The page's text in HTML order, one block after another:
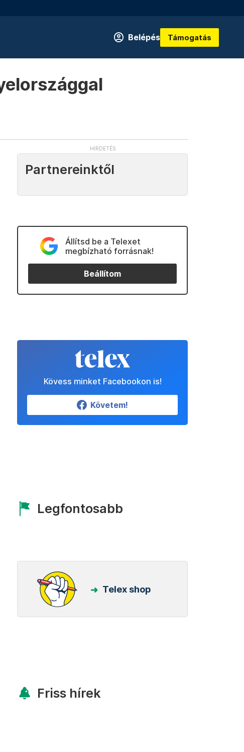
Belépés Támogatás
Partnereinktől
Állítsd be a Telexet
megbízható forrásnak!
Beállítom
Kövess minket Facebookon is!
Követem!
Legfontosabb
Telex shop
Friss hírek